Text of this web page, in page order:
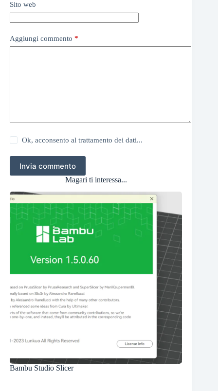
Sito web
Aggiungi commento *
Ok, acconsento al trattamento dei dati...
Invia commento
Magari ti interessa...
Bambu Studio Slicer